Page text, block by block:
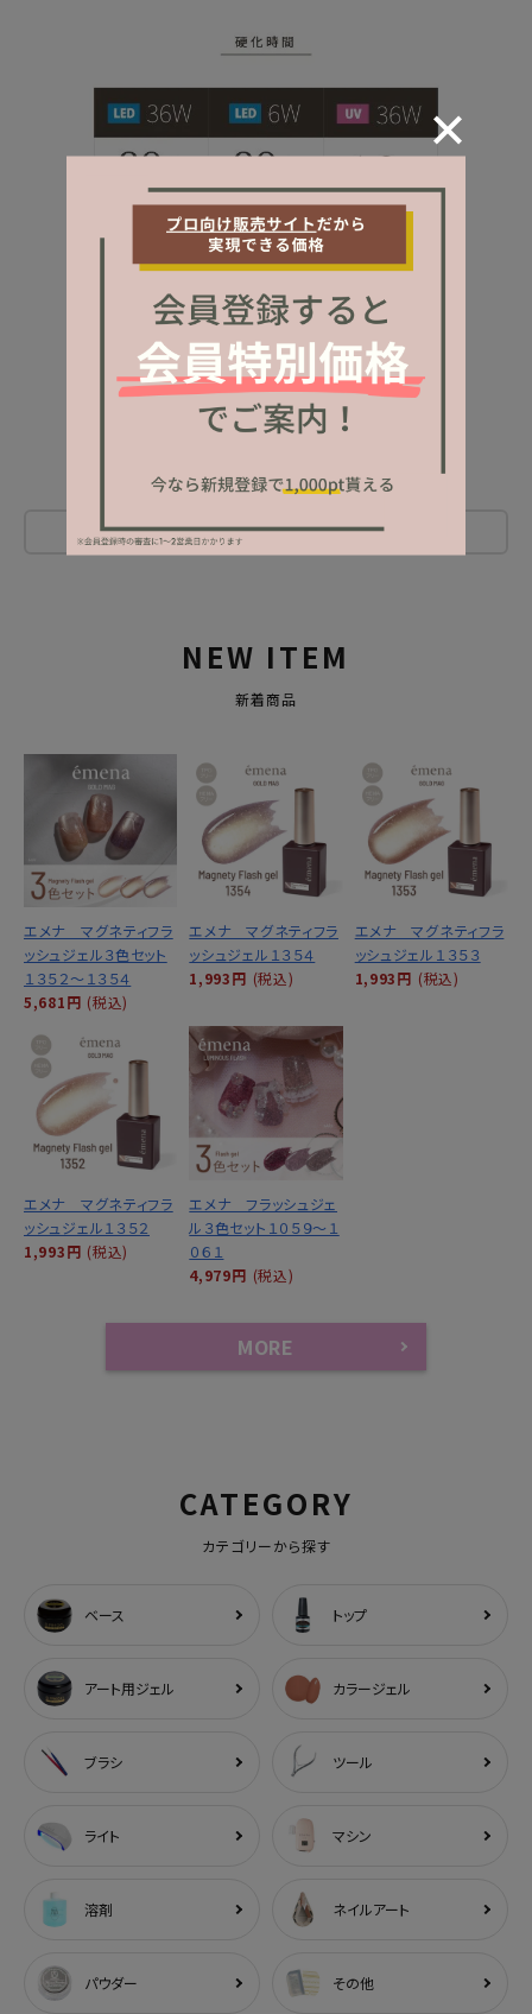
レビューを書く
NEW ITEM
新着商品
エメナ マグネティフラ
ッシュジェル３色セット
１３５２～１３５４
5,681円 (税込)
エメナ マグネティフラ
ッシュジェル１３５４
1,993円 (税込)
エメナ マグネティフラ
ッシュジェル１３５３
1,993円 (税込)
エメナ マグネティフラ
ッシュジェル１３５２
1,993円 (税込)
エメナ フラッシュジェ
ル３色セット１０５９～１
０６１
4,979円 (税込)
MORE
CATEGORY
カテゴリーから探す
ベース トップ
アート用ジェル カラージェル
ブラシ ツール
ライト マシン
溶剤 ネイルアート
パウダー その他